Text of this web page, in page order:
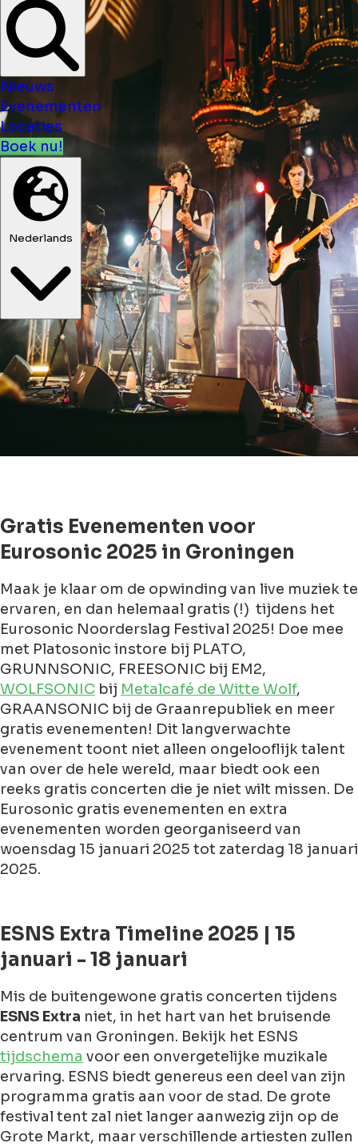
Nieuws
Evenementen
Locaties
Boek nu!
Nederlands
Gratis Evenementen voor
Eurosonic 2025 in Groningen
Maak je klaar om de opwinding van live muziek te
ervaren, en dan helemaal gratis (!) tijdens het
Eurosonic Noorderslag Festival 2025! Doe mee
met Platosonic instore bij PLATO,
GRUNNSONIC, FREESONIC bij EM2,
WOLFSONIC bij Metalcafé de Witte Wolf,
GRAANSONIC bij de Graanrepubliek en meer
gratis evenementen! Dit langverwachte
evenement toont niet alleen ongelooflijk talent
van over de hele wereld, maar biedt ook een
reeks gratis concerten die je niet wilt missen. De
Eurosonic gratis evenementen en extra
evenementen worden georganiseerd van
woensdag 15 januari 2025 tot zaterdag 18 januari
2025.
ESNS Extra Timeline 2025 | 15
januari - 18 januari
Mis de buitengewone gratis concerten tijdens
ESNS Extra niet, in het hart van het bruisende
centrum van Groningen. Bekijk het ESNS
tijdschema voor een onvergetelijke muzikale
ervaring. ESNS biedt genereus een deel van zijn
programma gratis aan voor de stad. De grote
festival tent zal niet langer aanwezig zijn op de
Grote Markt, maar verschillende artiesten zullen